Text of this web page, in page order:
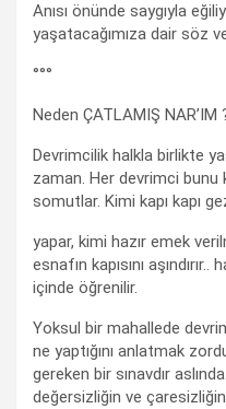
Anısı önünde saygıyla
yaşatacağımıza dair söz
°°°
Neden ÇATLAMIŞ NAR’IM
Devrimcilik halkla birlikte
zaman. Her devrimci bunu
somutlar. Kimi kapı kapı
yapar, kimi hazır emek
esnafın kapısını
içinde öğrenilir.
Yoksul bir mahallede
ne yaptığını anlatmak
gereken bir sınavdır
değersizliğin ve çaresizliğin